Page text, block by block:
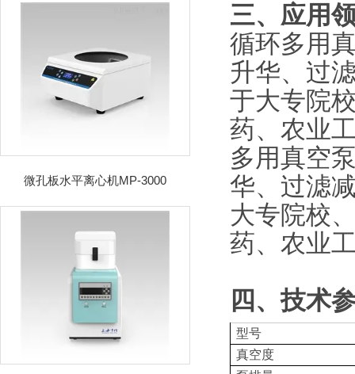
微孔板水平离心机MP-3000
三、应用
循环多用
升华、过
于大专院
药、农业
多用真空
华、过滤
大专院校
药、农业
四、技术
型号
真空度